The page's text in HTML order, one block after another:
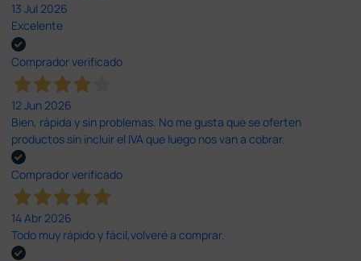
13 Jul 2026
Excelente
Comprador verificado
12 Jun 2026
Bien, rápida y sin problemas. No me gusta que se oferten
productos sin incluir el IVA que luego nos van a cobrar.
Comprador verificado
14 Abr 2026
Todo muy rápido y fácil,volveré a comprar.